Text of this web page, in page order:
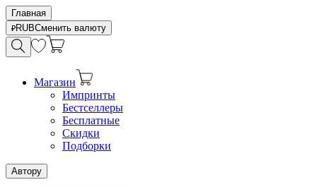
Главная
RUBСменить валюту
Магазин
Импринты
Бестселлеры
Бесплатные
Скидки
Подборки
Автору